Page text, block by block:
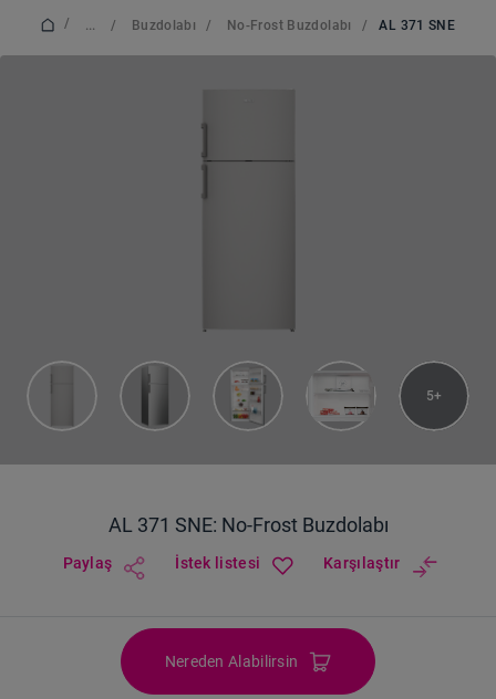
/ ... / Buzdolabı / No-Frost Buzdolabı / AL 371 SNE
5
AL 371 SNE: No-Frost Buzdolabı
Paylaş İstek listesi Karşılaştır
Nereden Alabilirsin